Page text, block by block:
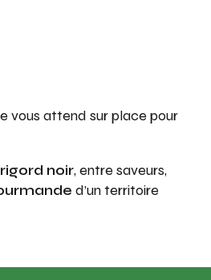
vous attend sur place pour
noir, entre saveurs,
d’un territoire